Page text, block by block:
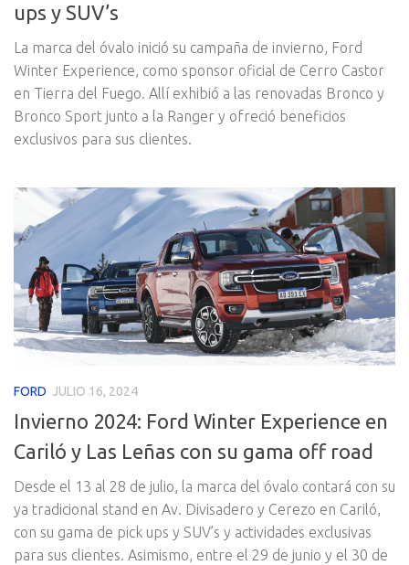
ups y SUV’s
La marca del óvalo inició su campaña de invierno, Ford
Winter Experience, como sponsor oficial de Cerro Castor
en Tierra del Fuego. Allí exhibió a las renovadas Bronco y
Bronco Sport junto a la Ranger y ofreció beneficios
exclusivos para sus clientes.
FORD JULIO 16, 2024
Invierno 2024: Ford Winter Experience en
Cariló y Las Leñas con su gama off road
Desde el 13 al 28 de julio, la marca del óvalo contará con su
ya tradicional stand en Av. Divisadero y Cerezo en Cariló,
con su gama de pick ups y SUV’s y actividades exclusivas
para sus clientes. Asimismo, entre el 29 de junio y el 30 de